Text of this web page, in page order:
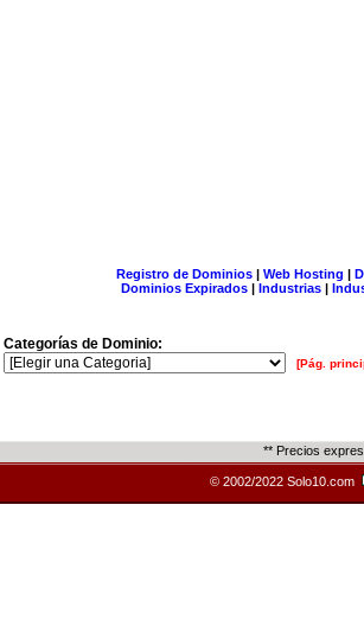
Registro de Dominios| Web Hosting |
Dominios Expirados | Industrias |
Categorías de Dominio:
[Pág.
** Precios
© 2002/2022 Solo10.com